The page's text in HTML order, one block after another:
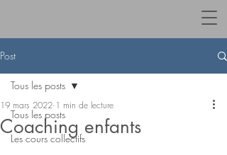
Post
Tous les posts
Les cours collectifs
Tous les posts
Coaching enfants
19 mars 2022 1 min de lecture